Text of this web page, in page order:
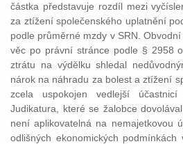
částka představuje rozdíl mezi
za ztížení společenského uplatnění
podle průměrné mzdy v SRN.
věc po právní stránce podle § 2958
ztrátu na výdělku shledal
nárok na náhradu za bolest a ztížení
zcela uspokojen vedlejší
Judikatura, které se žalobce
není aplikovatelná na nemajetkovou
odlišných ekonomických